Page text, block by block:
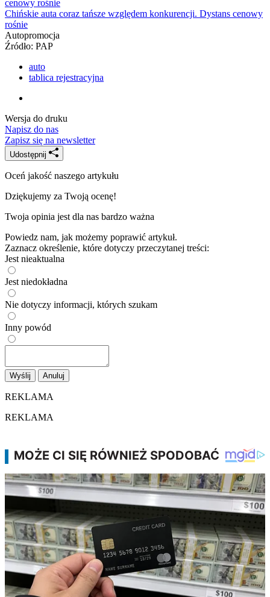
Chińskie auta coraz tańsze względem konkurencji. Dystans cenowy
rośnie
Autopromocja
Źródło: PAP
auto
tablica rejestracyjna
Wersja do druku
Napisz do nas
Zapisz się na newsletter
Udostępnij
Oceń jakość naszego artykułu
Dziękujemy za Twoją ocenę!
Twoja opinia jest dla nas bardzo ważna
Powiedz nam, jak możemy poprawić artykuł.
Zaznacz określenie, które dotyczy przeczytanej treści:
Jest nieaktualna
Jest niedokładna
Nie dotyczy informacji, których szukam
Inny powód
Wyślij Anuluj
REKLAMA
REKLAMA